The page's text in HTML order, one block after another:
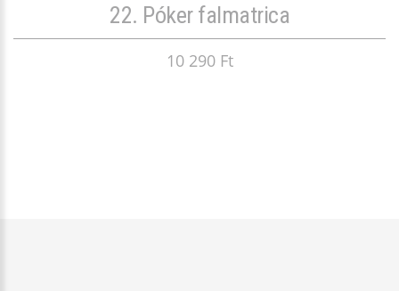
22. Póker falmatrica
10 290 Ft